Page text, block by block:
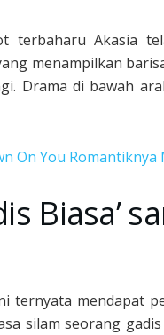
terbaharu Akasia
menampilkan
Drama di bawah
On You
Biasa’
ternyata mendapat
silam seorang